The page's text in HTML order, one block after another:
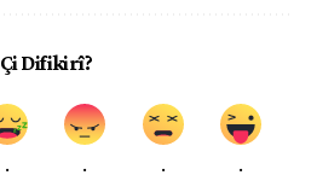
Çi Difikirî?
. . . .